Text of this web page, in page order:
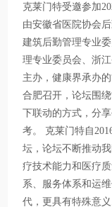
克莱门特受邀参加
由安徽省医院协会
建筑后勤管理专业
理专业委员会、浙
主办，健康界承办
合肥召开，论坛围
下联动的方式，分
考。 克莱门特自
坛，论坛不断推动
疗技术能力和医疗
系、服务体系和运
代，更具有特殊意